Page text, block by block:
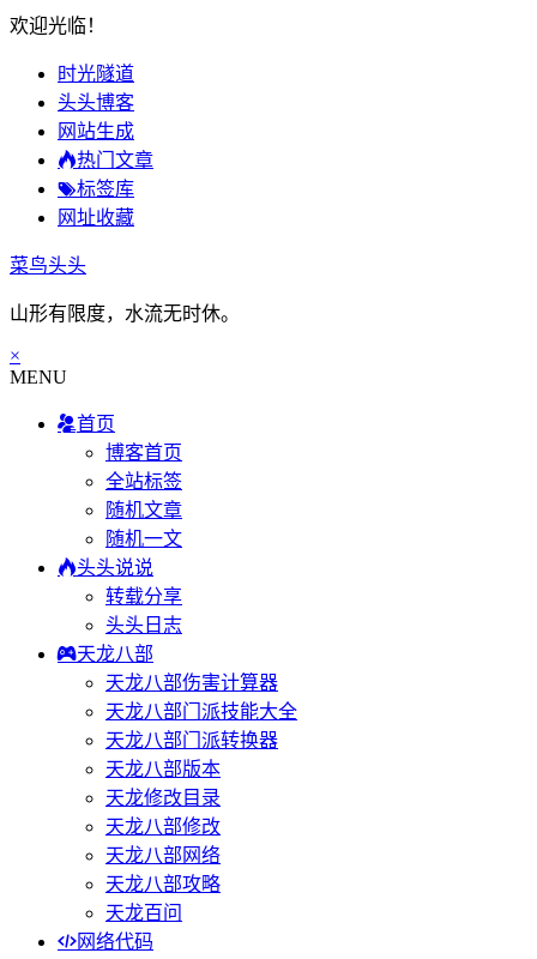
欢迎光临！
时光隧道
头头博客
网站生成
热门文章
标签库
网址收藏
菜鸟头头
山形有限度，水流无时休。
×
MENU
首页
博客首页
全站标签
随机文章
随机一文
头头说说
转载分享
头头日志
天龙八部
天龙八部伤害计算器
天龙八部门派技能大全
天龙八部门派转换器
天龙八部版本
天龙修改目录
天龙八部修改
天龙八部网络
天龙八部攻略
天龙百问
网络代码